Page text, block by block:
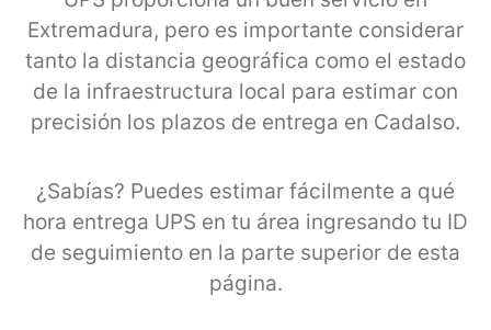
Extremadura, pero es importante considerar
tanto la distancia geográfica como el estado
de la infraestructura local para estimar con
precisión los plazos de entrega en Cadalso.
¿Sabías? Puedes estimar fácilmente a qué
hora entrega UPS en tu área ingresando tu ID
de seguimiento en la parte superior de esta
página.